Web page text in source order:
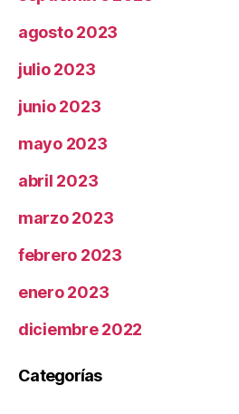
agosto 2023
julio 2023
junio 2023
mayo 2023
abril 2023
marzo 2023
febrero 2023
enero 2023
diciembre 2022
Categorías